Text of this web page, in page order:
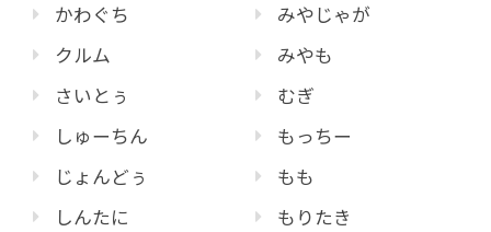
かわぐち
クルム
さいとぅ
しゅーちん
じょんどぅ
しんたに
みやじゃが
みやも
むぎ
もっちー
もも
もりたき